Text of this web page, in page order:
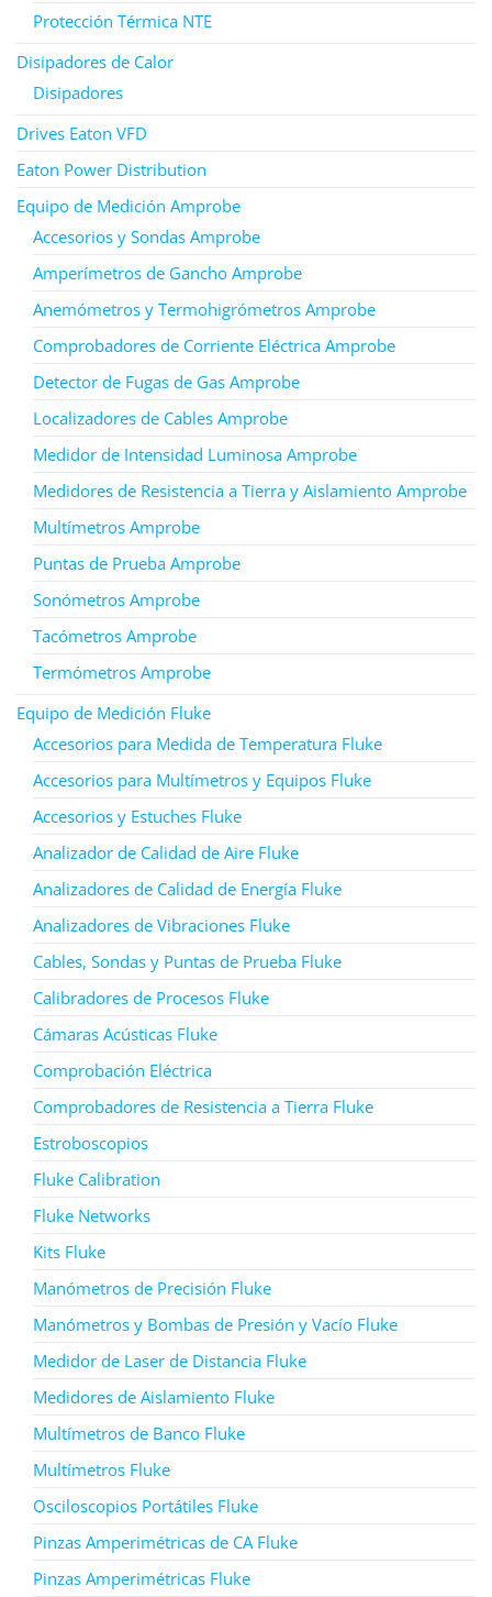
Protección Térmica NTE
Disipadores de Calor
Disipadores
Drives Eaton VFD
Eaton Power Distribution
Equipo de Medición Amprobe
Accesorios y Sondas Amprobe
Amperímetros de Gancho Amprobe
Anemómetros y Termohigrómetros Amprobe
Comprobadores de Corriente Eléctrica Amprobe
Detector de Fugas de Gas Amprobe
Localizadores de Cables Amprobe
Medidor de Intensidad Luminosa Amprobe
Medidores de Resistencia a Tierra y Aislamiento Amprobe
Multímetros Amprobe
Puntas de Prueba Amprobe
Sonómetros Amprobe
Tacómetros Amprobe
Termómetros Amprobe
Equipo de Medición Fluke
Accesorios para Medida de Temperatura Fluke
Accesorios para Multímetros y Equipos Fluke
Accesorios y Estuches Fluke
Analizador de Calidad de Aire Fluke
Analizadores de Calidad de Energía Fluke
Analizadores de Vibraciones Fluke
Cables, Sondas y Puntas de Prueba Fluke
Calibradores de Procesos Fluke
Cámaras Acústicas Fluke
Comprobación Eléctrica
Comprobadores de Resistencia a Tierra Fluke
Estroboscopios
Fluke Calibration
Fluke Networks
Kits Fluke
Manómetros de Precisión Fluke
Manómetros y Bombas de Presión y Vacío Fluke
Medidor de Laser de Distancia Fluke
Medidores de Aislamiento Fluke
Multímetros de Banco Fluke
Multímetros Fluke
Osciloscopios Portátiles Fluke
Pinzas Amperimétricas de CA Fluke
Pinzas Amperimétricas Fluke